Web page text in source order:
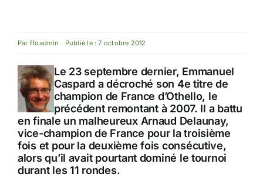
Par ffoadmin Publié le : 7 octobre 2012
Le 23 septembre dernier, Emmanuel
Caspard a décroché son 4e titre de
champion de France d’Othello, le
précédent remontant à 2007. Il a battu
en finale un malheureux Arnaud Delaunay,
vice-champion de France pour la troisième
fois et pour la deuxième fois consécutive,
alors qu’il avait pourtant dominé le tournoi
durant les 11 rondes.